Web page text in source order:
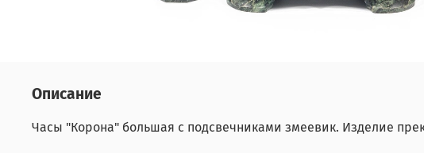
Описание
Часы "Корона" большая с подсвечниками змеевик. Изделие